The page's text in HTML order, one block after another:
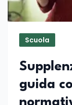
Scuola
guida